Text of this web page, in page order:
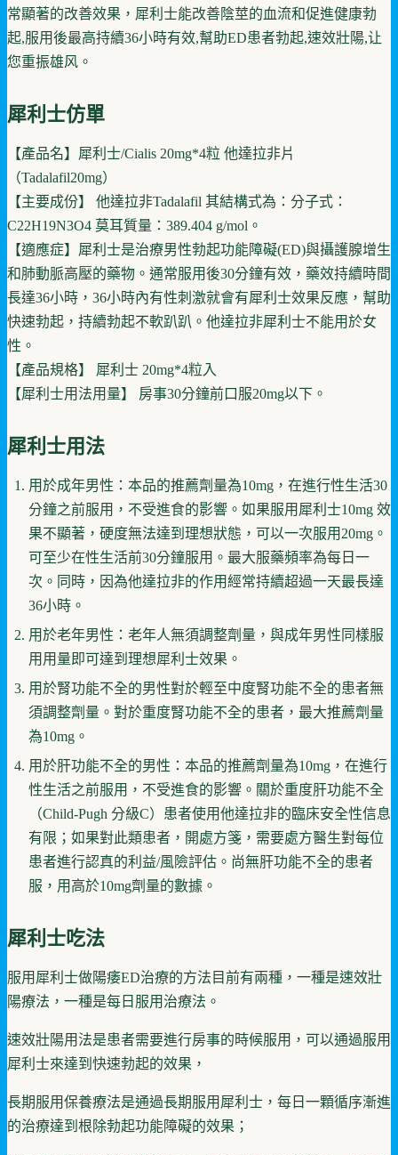
常顯著的改善效果，犀利士能改善陰莖的血流和促進健康勃
起,服用後最高持續36小時有效,幫助ED患者勃起,速效壯陽,让
您重振雄风。
犀利士仿單
【產品名】犀利士/Cialis 20mg*4粒 他達拉非片
（Tadalafil20mg）
【主要成份】 他達拉非Tadalafil 其結構式為：分子式：
C22H19N3O4 莫耳質量：389.404 g/mol。
【適應症】犀利士是治療男性勃起功能障礙(ED)與攝護腺增生
和肺動脈高壓的藥物。通常服用後30分鐘有效，藥效持續時間
長達36小時，36小時內有性刺激就會有犀利士效果反應，幫助
快速勃起，持續勃起不軟趴趴。他達拉非犀利士不能用於女
性。
【產品規格】 犀利士 20mg*4粒入
【犀利士用法用量】 房事30分鐘前口服20mg以下。
犀利士用法
用於成年男性：本品的推薦劑量為10mg，在進行性生活30
分鐘之前服用，不受進食的影響。如果服用犀利士10mg 效
果不顯著，硬度無法達到理想狀態，可以一次服用20mg。
可至少在性生活前30分鐘服用。最大服藥頻率為每日一
次。同時，因為他達拉非的作用經常持續超過一天最長達
36小時。
用於老年男性：老年人無須調整劑量，與成年男性同樣服
用用量即可達到理想犀利士效果。
用於腎功能不全的男性對於輕至中度腎功能不全的患者無
須調整劑量。對於重度腎功能不全的患者，最大推薦劑量
為10mg。
用於肝功能不全的男性：本品的推薦劑量為10mg，在進行
性生活之前服用，不受進食的影響。關於重度肝功能不全
（Child-Pugh 分級C）患者使用他達拉非的臨床安全性信息
有限；如果對此類患者，開處方箋，需要處方醫生對每位
患者進行認真的利益/風險評估。尚無肝功能不全的患者
服，用高於10mg劑量的數據。
犀利士吃法
服用犀利士做陽痿ED治療的方法目前有兩種，一種是速效壯
陽療法，一種是每日服用治療法。
速效壯陽用法是患者需要進行房事的時候服用，可以通過服用
犀利士來達到快速勃起的效果，
長期服用保養療法是通過長期服用犀利士，每日一顆循序漸進
的治療達到根除勃起功能障礙的效果；